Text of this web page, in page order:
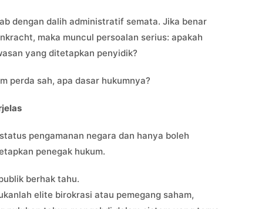
dengan dalih administratif semata. Jika benar
maka muncul persoalan serius: apakah
yang ditetapkan penyidik?
perda sah, apa dasar hukumnya?
pengamanan negara dan hanya boleh
penegak hukum.
berhak tahu.
elite birokrasi atau pemegang saham,